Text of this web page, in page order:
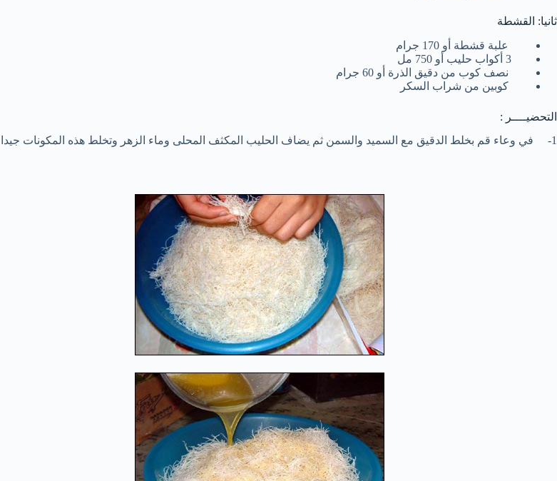
ثانيا: القشطة
علبة قشطة أو 170 جرام
نصف كوب من دقيق الذرة أو 60 جرام
كوبين من شراب السكر
التحضيــــر :
1- في وعاء قم بخلط الدقيق مع السميد والسمن ثم يضاف الحليب المكثف المحلى وماء الزهر وتخلط هذه المكونات جيدا